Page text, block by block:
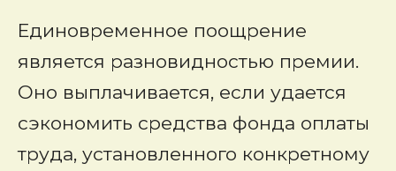
Единовременное поощрение
является разновидностью премии.
Оно выплачивается, если удается
сэкономить средства фонда оплаты
труда, установленного конкретному